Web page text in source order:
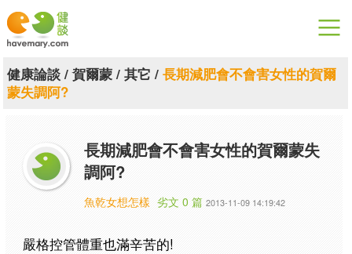
漫漫健康
關於健談
聯絡我們
健康論談/賀爾蒙/ 其它 / 長期減肥會不會害女性的賀爾
蒙失調阿?
長期減肥會不會害女性的賀爾蒙失
調阿?
魚乾女想怎樣 劣文 0 篇 2013-11-09 14:19:42
嚴格控管體重也滿辛苦的!